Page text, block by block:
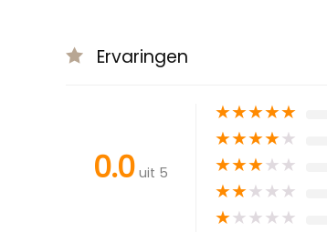
Ervaringen
0.0 uit 5
★★★★★
★★★★★
★★★★★
★★★★★
★★★★★